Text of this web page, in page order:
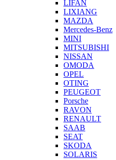
LIFAN
LIXIANG
MAZDA
Mercedes-Benz
MINI
MITSUBISHI
NISSAN
OMODA
OPEL
OTING
PEUGEOT
Porsche
RAVON
RENAULT
SAAB
SEAT
SKODA
SOLARIS